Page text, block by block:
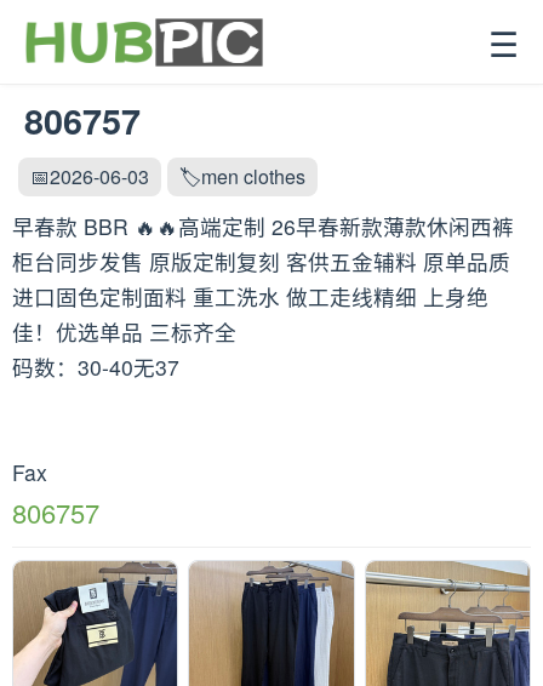
☰
806757
📅2026-06-03 🏷️men clothes
早春款 BBR 🔥🔥高端定制 26早春新款薄款休闲西裤
柜台同步发售 原版定制复刻 客供五金辅料 原单品质
进口固色定制面料 重工洗水 做工走线精细 上身绝
佳！优选单品 三标齐全
码数：30-40无37
Fax
806757